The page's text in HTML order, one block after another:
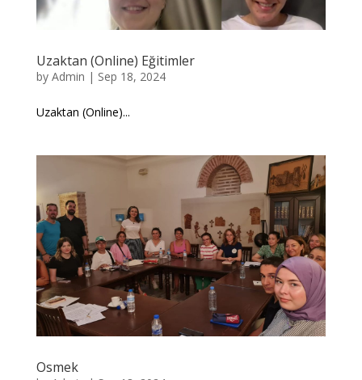
Uzaktan (Online) Eğitimler
by Admin | Sep 18, 2024
Uzaktan (Online)...
Osmek